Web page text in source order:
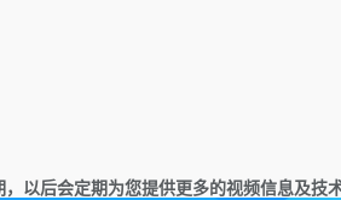
，以后会定期为您提供更多的视频信息及技